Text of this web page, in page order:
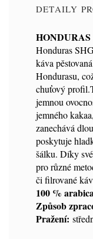
DETAILY
HONDURAS
Honduras
káva
Hondurasu,
chuťový
jemnou
jemného
zanechává
poskytuje
šálku. Díky
pro různé
či filrované
100 %
Způsob
Pražení:
Kód 9113